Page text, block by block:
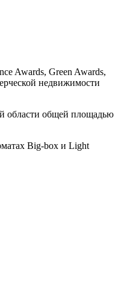
Awards, Green Awards,
недвижимости
области общей площадью
Big-box и Light